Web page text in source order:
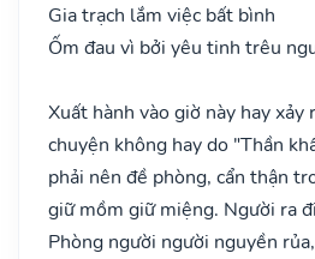
Gia trạch lắm việc bất bình
Ốm đau vì bởi yêu tinh trêu
Xuất hành vào giờ này hay xảy
chuyện không hay do "Thần
phải nên đề phòng, cẩn thận
giữ mồm giữ miệng. Người ra
Phòng người người nguyền